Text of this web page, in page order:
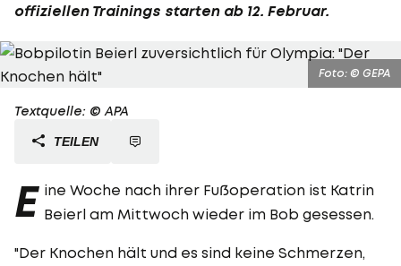
offiziellen Trainings starten ab 12. Februar.
Foto: © GEPA
Textquelle: © APA
TEILEN
E ine Woche nach ihrer Fußoperation ist Katrin
Beierl am Mittwoch wieder im Bob gesessen.
"Der Knochen hält und es sind keine Schmerzen,